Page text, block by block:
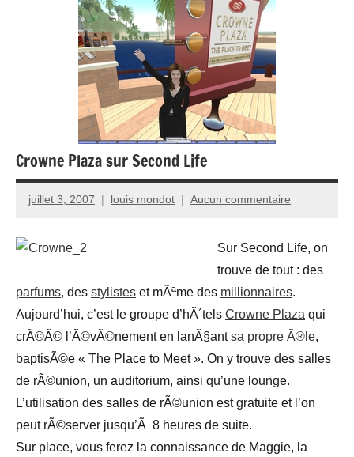
Crowne Plaza sur Second Life
juillet 3, 2007 louis mondot Aucun commentaire
Sur Second Life, on
trouve de tout : des
parfums, des stylistes et mÃªme des millionnaires.
Aujourd’hui, c’est le groupe d’hÃ´tels Crowne Plaza qui
crÃ©Ã© l’Ã©vÃ©nement en lanÃ§antsa propre Ã®le,
baptisÃ©e « The Place to Meet ». On y trouve des salles
de rÃ©union, un auditorium, ainsi qu’une lounge.
L’utilisation des salles de rÃ©union est gratuite et l’on
peut rÃ©server jusqu’Ã 8 heures de suite.
Sur place, vous ferez la connaissance de Maggie, la